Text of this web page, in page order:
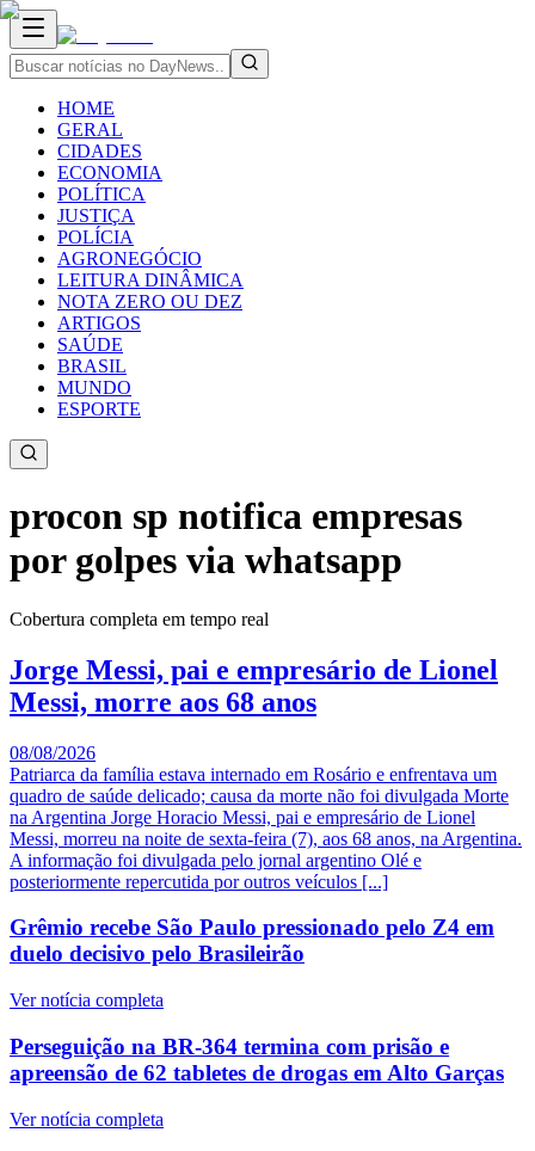
HOME
GERAL
CIDADES
ECONOMIA
POLÍTICA
JUSTIÇA
POLÍCIA
AGRONEGÓCIO
LEITURA DINÂMICA
NOTA ZERO OU DEZ
ARTIGOS
SAÚDE
BRASIL
MUNDO
ESPORTE
procon sp notifica empresas
por golpes via whatsapp
Cobertura completa em tempo real
Jorge Messi, pai e empresário de Lionel
Messi, morre aos 68 anos
08/08/2026
Patriarca da família estava internado em Rosário e enfrentava um
quadro de saúde delicado; causa da morte não foi divulgada Morte
na Argentina Jorge Horacio Messi, pai e empresário de Lionel
Messi, morreu na noite de sexta-feira (7), aos 68 anos, na Argentina.
A informação foi divulgada pelo jornal argentino Olé e
posteriormente repercutida por outros veículos [...]
Grêmio recebe São Paulo pressionado pelo Z4 em
duelo decisivo pelo Brasileirão
Ver notícia completa
Perseguição na BR-364 termina com prisão e
apreensão de 62 tabletes de drogas em Alto Garças
Ver notícia completa